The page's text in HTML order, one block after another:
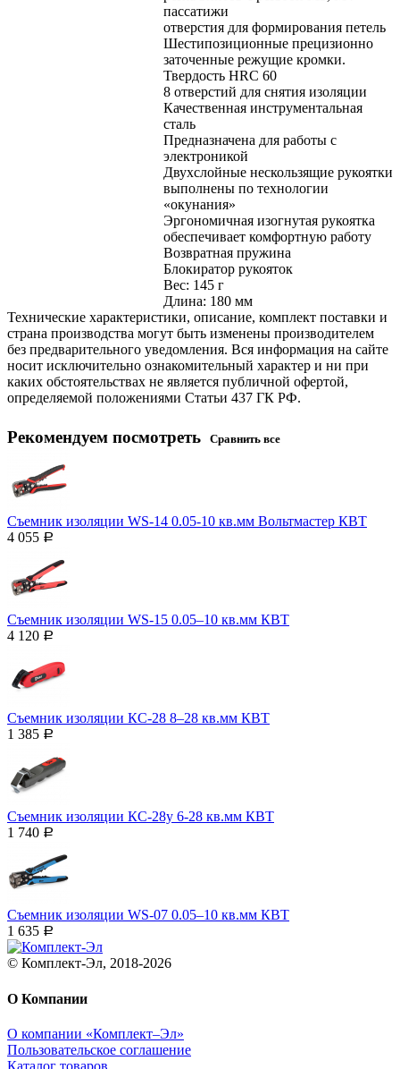
пассатижи
отверстия для формирования петель
Шестипозиционные прецизионно
заточенные режущие кромки.
Твердость HRC 60
8 отверстий для снятия изоляции
Качественная инструментальная
сталь
Предназначена для работы с
электроникой
Двухслойные нескользящие рукоятки
выполнены по технологии
«окунания»
Эргономичная изогнутая рукоятка
обеспечивает комфортную работу
Возвратная пружина
Блокиратор рукояток
Вес: 145 г
Длина: 180 мм
Технические характеристики, описание, комплект поставки и
страна производства могут быть изменены производителем
без предварительного уведомления. Вся информация на сайте
носит исключительно ознакомительный характер и ни при
каких обстоятельствах не является публичной офертой,
определяемой положениями Статьи 437 ГК РФ.
Рекомендуем посмотреть Сравнить все
Съемник изоляции WS-14 0.05-10 кв.мм Вольтмастер КВТ
4 055 Р
Съемник изоляции WS-15 0.05–10 кв.мм КВТ
4 120 Р
Съемник изоляции КС-28 8–28 кв.мм КВТ
1 385 Р
Съемник изоляции КС-28у 6-28 кв.мм КВТ
1 740 Р
Съемник изоляции WS-07 0.05–10 кв.мм КВТ
1 635 Р
© Комплект-Эл, 2018-2026
О Компании
О компании «Комплект–Эл»
Пользовательское соглашение
Каталог товаров